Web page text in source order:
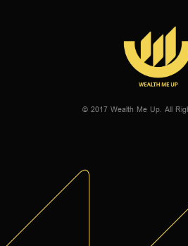
© 2017 Wealth Me Up. All